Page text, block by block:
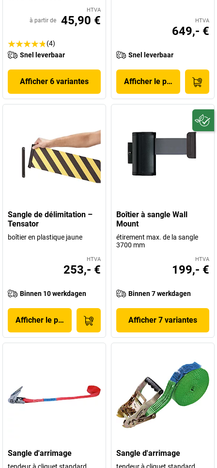
HTVA
à partir de 45,90 €
(4)
Snel leverbaar
Afficher 6 variantes
HTVA
649,- €
Snel leverbaar
Afficher le produit
Sangle de délimitation –
Tensator
boîtier en plastique jaune
HTVA
253,- €
Binnen 10 werkdagen
Afficher le produit
Boîtier à sangle Wall
Mount
étirement max. de la sangle
3700 mm
HTVA
199,- €
Binnen 7 werkdagen
Afficher 7 variantes
Sangle d'arrimage Sangle d'arrimage